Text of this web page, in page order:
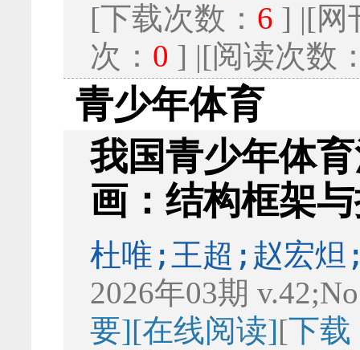
[下载次数： 6 ] |[网
次： 0 ] |[阅读次数
青少年体育
我国青少年体
画：结构框架
杜唯;王超;赵宏
2026年03期
要][在线阅读][下载